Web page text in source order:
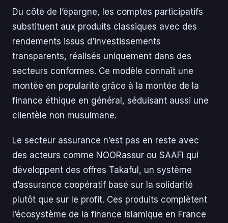
Du côté de l’épargne, les comptes participatifs
substituent aux produits classiques avec des
rendements issus d’investissements
transparents, réalisés uniquement dans des
secteurs conformes. Ce modèle connaît une
montée en popularité grâce à la montée de la
finance éthique en général, séduisant aussi une
clientèle non musulmane.
Le secteur assurance n’est pas en reste avec
des acteurs comme NOORassur ou SAAFI qui
développent des offres Takaful, un système
d’assurance coopératif basé sur la solidarité
plutôt que sur le profit. Ces produits complètent
l’écosystème de la finance islamique en France